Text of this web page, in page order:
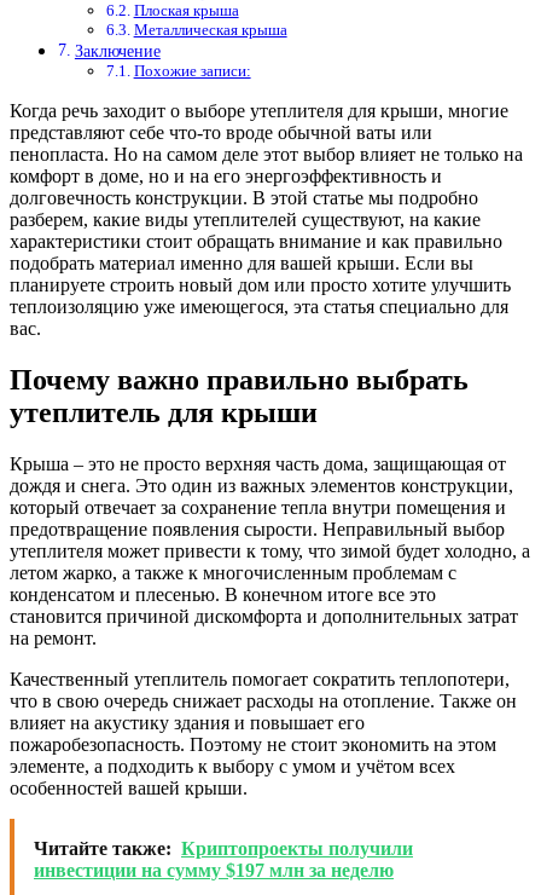
Плоская крыша
Металлическая крыша
Заключение
Похожие записи:
Когда речь заходит о выборе утеплителя для крыши, многие
представляют себе что-то вроде обычной ваты или
пенопласта. Но на самом деле этот выбор влияет не только на
комфорт в доме, но и на его энергоэффективность и
долговечность конструкции. В этой статье мы подробно
разберем, какие виды утеплителей существуют, на какие
характеристики стоит обращать внимание и как правильно
подобрать материал именно для вашей крыши. Если вы
планируете строить новый дом или просто хотите улучшить
теплоизоляцию уже имеющегося, эта статья специально для
вас.
Почему важно правильно выбрать
утеплитель для крыши
Крыша – это не просто верхняя часть дома, защищающая от
дождя и снега. Это один из важных элементов конструкции,
который отвечает за сохранение тепла внутри помещения и
предотвращение появления сырости. Неправильный выбор
утеплителя может привести к тому, что зимой будет холодно, а
летом жарко, а также к многочисленным проблемам с
конденсатом и плесенью. В конечном итоге все это
становится причиной дискомфорта и дополнительных затрат
на ремонт.
Качественный утеплитель помогает сократить теплопотери,
что в свою очередь снижает расходы на отопление. Также он
влияет на акустику здания и повышает его
пожаробезопасность. Поэтому не стоит экономить на этом
элементе, а подходить к выбору с умом и учётом всех
особенностей вашей крыши.
Читайте также: Криптопроекты получили
инвестиции на сумму $197 млн за неделю